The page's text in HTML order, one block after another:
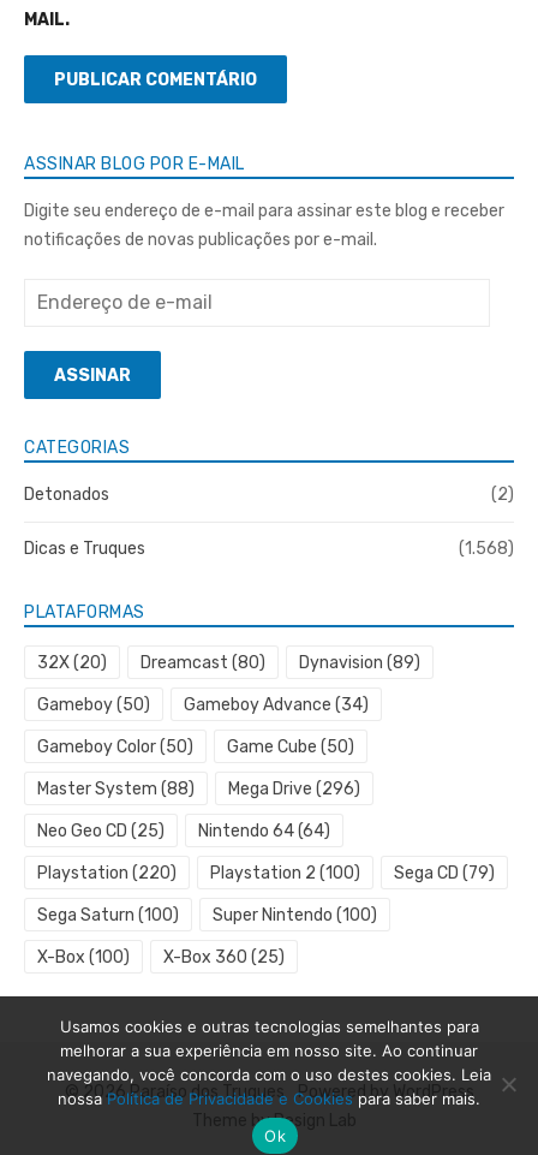
MAIL.
ASSINAR BLOG POR E-MAIL
Digite seu endereço de e-mail para assinar este blog e receber
notificações de novas publicações por e-mail.
Endereço
e-
mailASSINAR
CATEGORIAS
Detonados (2)
Dicas e Truques (1.568)
PLATAFORMAS
32X(20) Dreamcast (80) Dynavision (89)
Gameboy(50) Gameboy Advance (34)
Gameboy Color(50) Game Cube (50)
Master System (88) Mega Drive (296)
Neo Geo CD (25) Nintendo 64(64)
Playstation (220) Playstation 2 (100) Sega CD (79)
Sega Saturn (100) Super Nintendo (100)
X-Box (100) X-Box 360 (25)
© 2026 Paraíso dos Truques
Powered by WordPress
Theme by Design Lab
Usamos cookies e outras tecnologias semelhantes para
melhorar a sua experiência em nosso site. Ao continuar
navegando, você concorda com o uso destes cookies. Leia
nossa Política de Privacidade e Cookies para saber mais.
Ok